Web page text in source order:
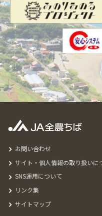
お問い合わせ
サイト・個人情報の取り扱いに
SNS運用について
リンク集
サイトマップ